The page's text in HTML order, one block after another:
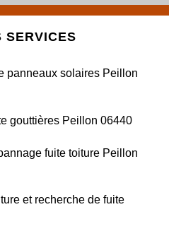
SERVICES
panneaux solaires Peillon
gouttières Peillon 06440
fuite toiture Peillon
et recherche de fuite